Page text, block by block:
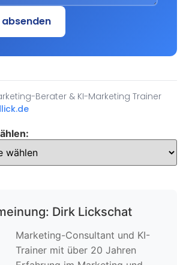
Berater & KI-Marketing Trainer
Dirk Lickschat
Marketing-Consultant und KI-
Trainer mit über 20 Jahren